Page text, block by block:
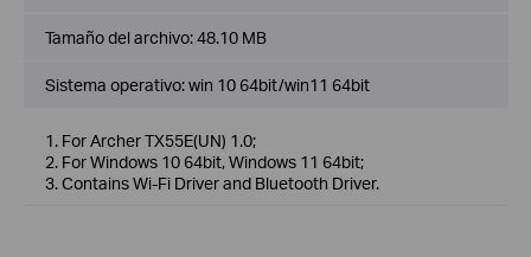
Tamaño del archivo:48.10 MB
Sistema operativo: win 10 64bit/win11 64bit
1. For Archer TX55E(UN) 1.0;
2. For Windows 10 64bit, Windows 11 64bit;
3. Contains Wi-Fi Driver and Bluetooth Driver.